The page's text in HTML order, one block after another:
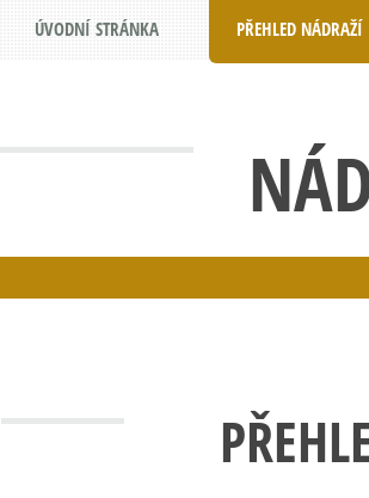
ÚVODNÍ STRÁNKA PŘEHLED NÁDRAŽÍ